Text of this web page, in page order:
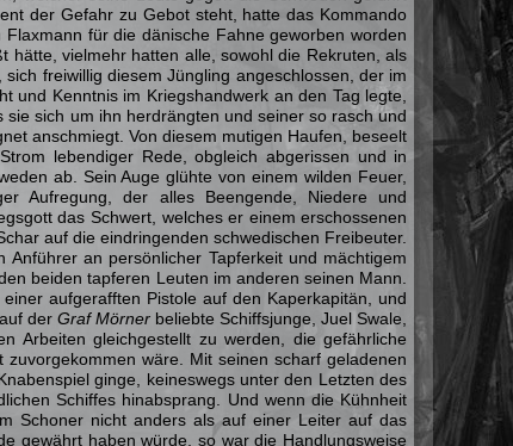
der Gefahr zu Gebot steht, hatte das Kommando
für die dänische Fahne geworben worden
hätte, vielmehr hatten alle, sowohl die Rekruten, als
freiwillig diesem Jüngling angeschlossen, der im
und Kenntnis im Kriegshandwerk an den Tag legte,
sich um ihn herdrängten und seiner so rasch und
anschmiegt. Von diesem mutigen Haufen, beseelt
lebendiger Rede, obgleich abgerissen und in
ab. Sein Auge glühte von einem wilden Feuer,
Aufregung, der alles Beengende, Niedere und
das Schwert, welches er einem erschossenen
auf die eindringenden schwedischen Freibeuter.
an persönlicher Tapferkeit und mächtigem
beiden tapferen Leuten im anderen seinen Mann.
aufgerafften Pistole auf den Kaperkapitän, und
auf derGraf Mörner beliebte Schiffsjunge, Juel Swale,
Arbeiten gleichgestellt zu werden, die gefährliche
wäre. Mit seinen scharf geladenen
ginge, keineswegs unter den Letzten des
Schiffes hinabsprang. Und wenn die Kühnheit
Schoner nicht anders als auf einer Leiter auf das
gewährt haben würde, so war die Handlungsweise